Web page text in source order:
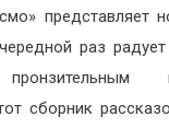
представляет
раз радует
сборник